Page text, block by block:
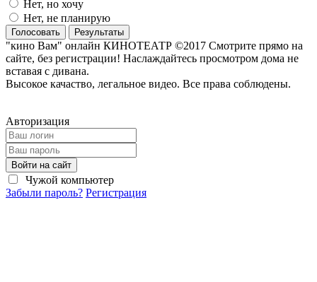
Нет, но хочу
Нет, не планирую
Голосовать Результаты
"кино Вам" онлайн КИНОТЕАТР ©2017 Смотрите прямо на
сайте, без регистрации! Наслаждайтесь просмотром дома не
вставая с дивана.
Высокое качаство, легальное видео. Все права соблюдены.
Авторизация
Войти на сайт
Чужой компьютер
Забыли пароль? Регистрация